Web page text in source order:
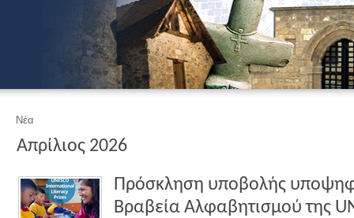
Νέα
Απρίλιος 2026
Πρόσκληση υποβολής
Βραβεία Αλφαβητισμού της